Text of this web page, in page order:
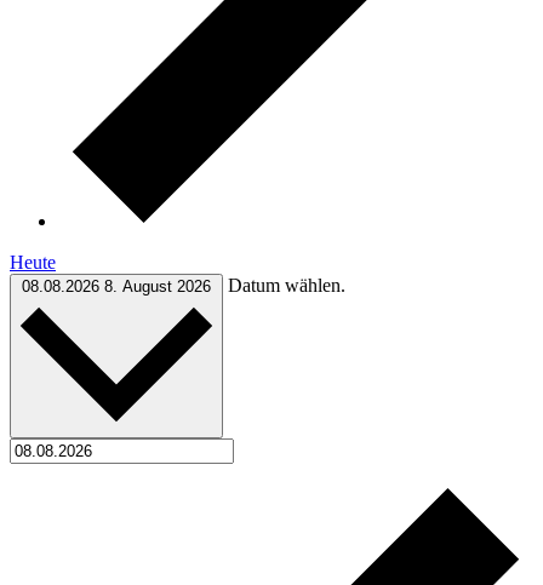
Heute
08.08.2026 8. August 2026 Datum wählen.